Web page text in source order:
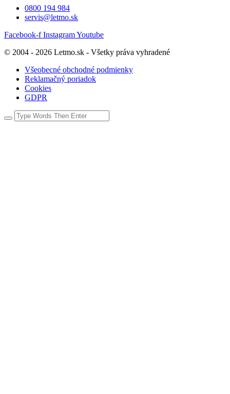
0800 194 984
servis@letmo.sk
Facebook-f InstagramYoutube
© 2004 - 2026 Letmo.sk - Všetky práva vyhradené
Všeobecné obchodné podmienky
Reklamačný poriadok
Cookies
GDPR